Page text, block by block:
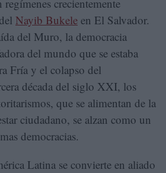
crecientemente
Nayib Bukele en El Salvador.
del Muro, la democracia
del mundo que se estaba
Fría y el colapso del
década del siglo XXI, los
que se alimentan de la
ciudadano, se alzan como un
democracias.
Latina se convierte en aliado